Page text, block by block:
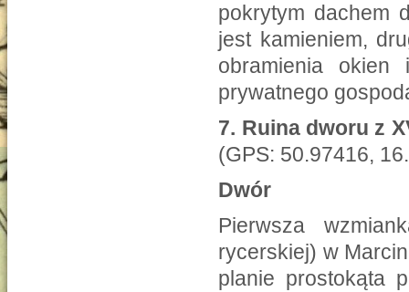
pokrytym dachem
jest kamieniem,
obramienia
prywatnego
7. Ruina dworu z
(GPS: 50.97416,
Dwór
Pierwsza
rycerskiej) w
planie prostokąta